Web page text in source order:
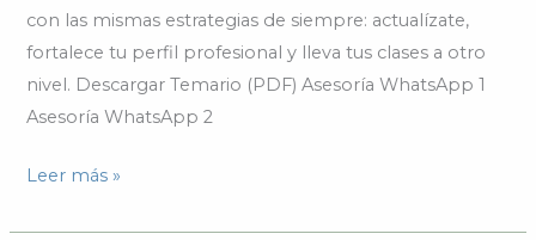
con las mismas estrategias de siempre: actualízate,
fortalece tu perfil profesional y lleva tus clases a otro
nivel. Descargar Temario (PDF) Asesoría WhatsApp 1
Asesoría WhatsApp 2
Leer más »